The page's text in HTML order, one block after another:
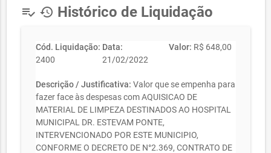
playlist_add_check history Histórico de Liquidação
Cód. Liquidação:
2400
Data:
21/02/2022
Valor: R$ 648,00
Descrição / Justificativa: Valor que se empenha para
fazer face às despesas com AQUISICAO DE
MATERIAL DE LIMPEZA DESTINADOS AO HOSPITAL
MUNICIPAL DR. ESTEVAM PONTE,
INTERVENCIONADO POR ESTE MUNICIPIO,
CONFORME O DECRETO DE N°2.369, CONTRATO DE